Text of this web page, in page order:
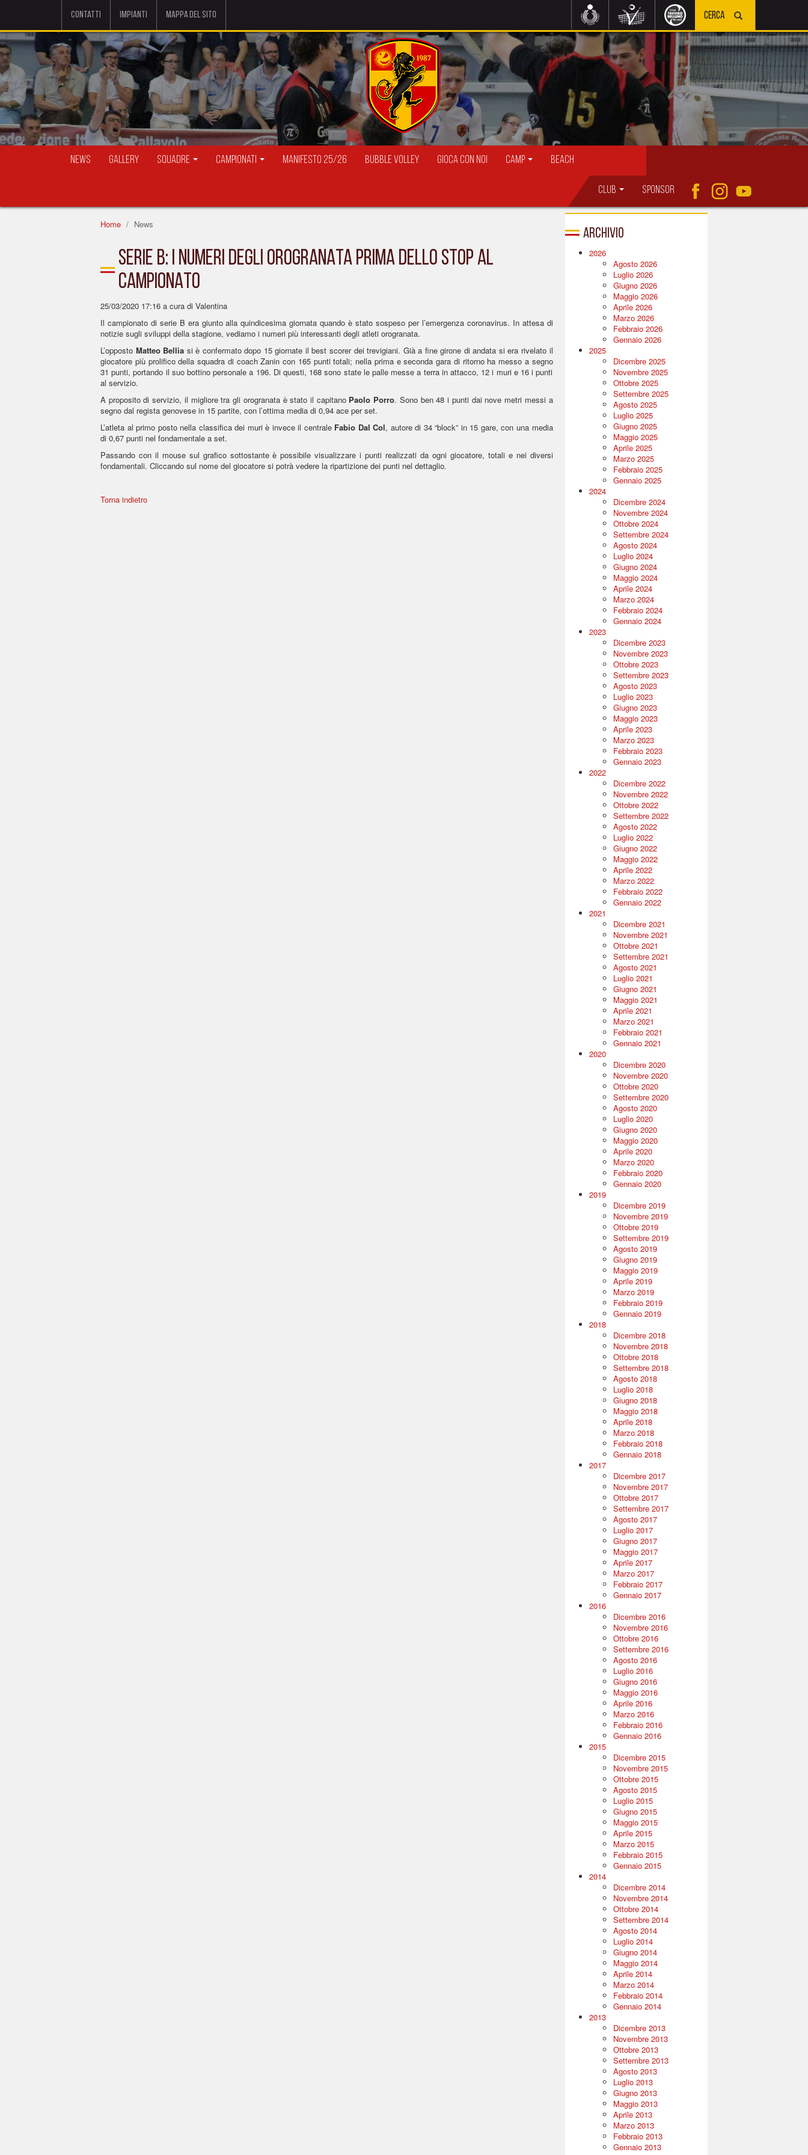
Contatti Impianti Mappa del sito
News Gallery Squadre Campionati Manifesto 25/26 Bubble Volley Gioca con Noi Camp Beach
Club Sponsor
Home News
SERIE B: I NUMERI DEGLI OROGRANATA PRIMA DELLO STOP AL
CAMPIONATO
25/03/2020 17:16 a cura di Valentina
Il campionato di serie B era giunto alla quindicesima giornata quando è stato sospeso per l’emergenza coronavirus. In attesa di
notizie sugli sviluppi della stagione, vediamo i numeri più interessanti degli atleti orogranata.
L’opposto Matteo Bellia si è confermato dopo 15 giornate il best scorer dei trevigiani. Già a fine girone di andata si era rivelato il
giocatore più prolifico della squadra di coach Zanin con 165 punti totali; nella prima e seconda gara di ritorno ha messo a segno
31 punti, portando il suo bottino personale a 196. Di questi, 168 sono state le palle messe a terra in attacco, 12 i muri e 16 i punti
al servizio.
A proposito di servizio, il migliore tra gli orogranata è stato il capitano Paolo Porro. Sono ben 48 i punti dai nove metri messi a
segno dal regista genovese in 15 partite, con l’ottima media di 0,94 ace per set.
L’atleta al primo posto nella classifica dei muri è invece il centrale Fabio Dal Col, autore di 34 “block” in 15 gare, con una media
di 0,67 punti nel fondamentale a set.
Passando con il mouse sul grafico sottostante è possibile visualizzare i punti realizzati da ogni giocatore, totali e nei diversi
fondamentali. Cliccando sul nome del giocatore si potrà vedere la ripartizione dei punti nel dettaglio.
Torna indietro
Archivio
2026
Agosto 2026
Luglio 2026
Giugno 2026
Maggio 2026
Aprile 2026
Marzo 2026
Febbraio 2026
Gennaio 2026
2025
Dicembre 2025
Novembre 2025
Ottobre 2025
Settembre 2025
Agosto 2025
Luglio 2025
Giugno 2025
Maggio 2025
Aprile 2025
Marzo 2025
Febbraio 2025
Gennaio 2025
2024
Dicembre 2024
Novembre 2024
Ottobre 2024
Settembre 2024
Agosto 2024
Luglio 2024
Giugno 2024
Maggio 2024
Aprile 2024
Marzo 2024
Febbraio 2024
Gennaio 2024
2023
Dicembre 2023
Novembre 2023
Ottobre 2023
Settembre 2023
Agosto 2023
Luglio 2023
Giugno 2023
Maggio 2023
Aprile 2023
Marzo 2023
Febbraio 2023
Gennaio 2023
2022
Dicembre 2022
Novembre 2022
Ottobre 2022
Settembre 2022
Agosto 2022
Luglio 2022
Giugno 2022
Maggio 2022
Aprile 2022
Marzo 2022
Febbraio 2022
Gennaio 2022
2021
Dicembre 2021
Novembre 2021
Ottobre 2021
Settembre 2021
Agosto 2021
Luglio 2021
Giugno 2021
Maggio 2021
Aprile 2021
Marzo 2021
Febbraio 2021
Gennaio 2021
2020
Dicembre 2020
Novembre 2020
Ottobre 2020
Settembre 2020
Agosto 2020
Luglio 2020
Giugno 2020
Maggio 2020
Aprile 2020
Marzo 2020
Febbraio 2020
Gennaio 2020
2019
Dicembre 2019
Novembre 2019
Ottobre 2019
Settembre 2019
Agosto 2019
Giugno 2019
Maggio 2019
Aprile 2019
Marzo 2019
Febbraio 2019
Gennaio 2019
2018
Dicembre 2018
Novembre 2018
Ottobre 2018
Settembre 2018
Agosto 2018
Luglio 2018
Giugno 2018
Maggio 2018
Aprile 2018
Marzo 2018
Febbraio 2018
Gennaio 2018
2017
Dicembre 2017
Novembre 2017
Ottobre 2017
Settembre 2017
Agosto 2017
Luglio 2017
Giugno 2017
Maggio 2017
Aprile 2017
Marzo 2017
Febbraio 2017
Gennaio 2017
2016
Dicembre 2016
Novembre 2016
Ottobre 2016
Settembre 2016
Agosto 2016
Luglio 2016
Giugno 2016
Maggio 2016
Aprile 2016
Marzo 2016
Febbraio 2016
Gennaio 2016
2015
Dicembre 2015
Novembre 2015
Ottobre 2015
Agosto 2015
Luglio 2015
Giugno 2015
Maggio 2015
Aprile 2015
Marzo 2015
Febbraio 2015
Gennaio 2015
2014
Dicembre 2014
Novembre 2014
Ottobre 2014
Settembre 2014
Agosto 2014
Luglio 2014
Giugno 2014
Maggio 2014
Aprile 2014
Marzo 2014
Febbraio 2014
Gennaio 2014
2013
Dicembre 2013
Novembre 2013
Ottobre 2013
Settembre 2013
Agosto 2013
Luglio 2013
Giugno 2013
Maggio 2013
Aprile 2013
Marzo 2013
Febbraio 2013
Gennaio 2013